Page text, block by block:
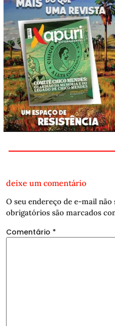
deixe um comentário
O seu endereço de e-mail não
obrigatórios são marcados
Comentário *